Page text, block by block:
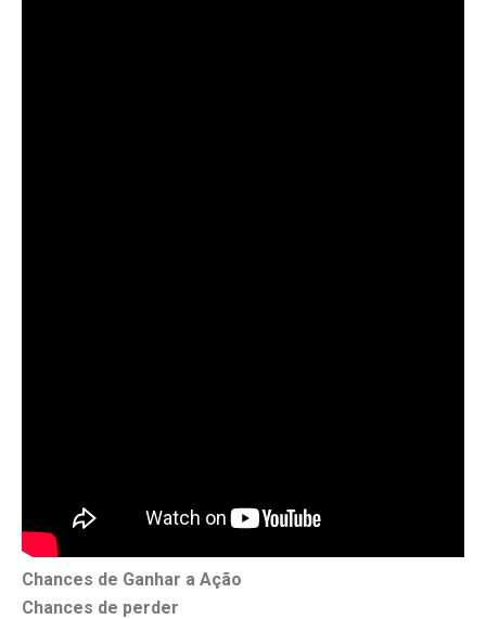
Chances de Ganhar a Ação
Chances de perder